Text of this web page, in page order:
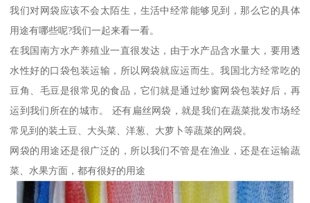
我们对网袋应该不会太陌生，生活中经常能够见到，那么它的具体
用途有哪些呢?我们一起来看一看。
在我国南方水产养殖业一直很发达，由于水产品含水量大，要用透
水性好的口袋包装运输，所以网袋就应运而生。我国北方经常吃的
豆角、毛豆是很常见的食品，它们就是通过纱窗网袋包装好后，再
运到我们所在的城市。 还有扁丝网袋，就是我们在蔬菜批发市场经
常见到的装土豆、大头菜、洋葱、大萝卜等蔬菜的网袋。
网袋的用途还是很广泛的，所以我们不管是在渔业，还是在运输蔬
菜、水果方面，都有很好的用途